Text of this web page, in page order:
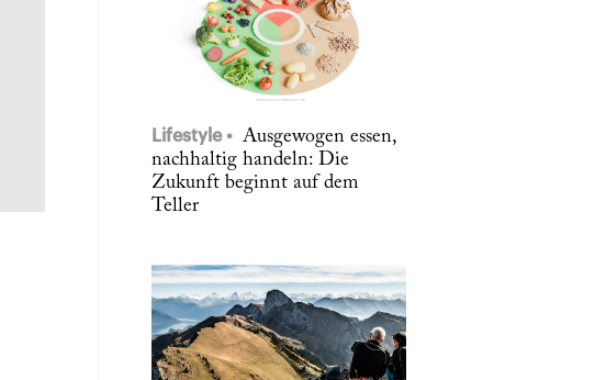
Lifestyle
Ausgewogen essen,
nachhaltig handeln: Die
Zukunft beginnt auf dem
Teller